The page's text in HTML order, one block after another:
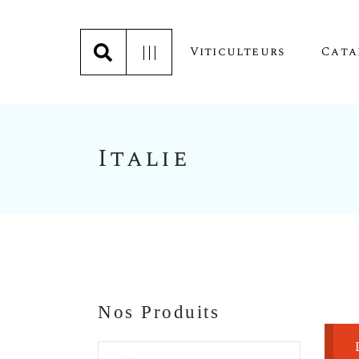
Viticulteurs
Domaine De L’Epineau
Italie
Nos Produits